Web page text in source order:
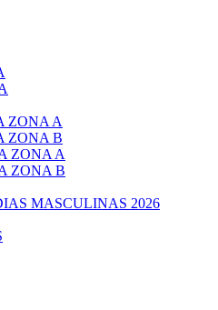
ZONA A
ZONA B
ZONA A
ZONA B
MASCULINAS 2026